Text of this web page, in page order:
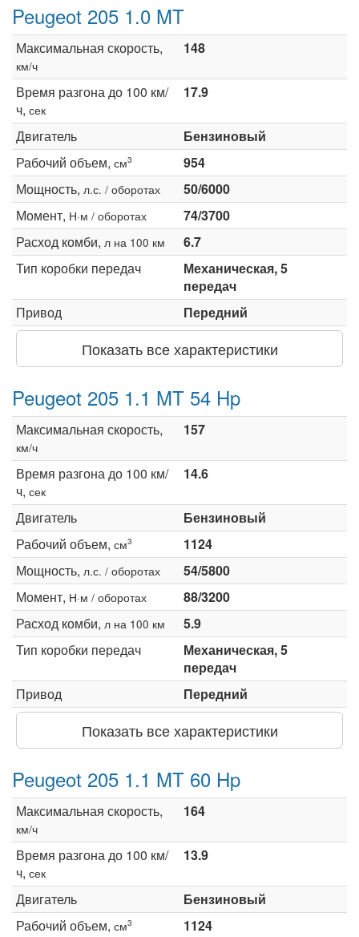
Peugeot 205 1.0 MT
Максимальная скорость,
км/ч
148
Время разгона до 100 км/
ч, сек
17.9
Двигатель
Бензиновый
Рабочий объем, см3
954
Мощность, л.с. / оборотах
50/6000
Момент, Н·м / оборотах
74/3700
Расход комби, л на 100 км
6.7
Тип коробки передач
Механическая, 5
передач
Привод
Передний
Показать все характеристики
Peugeot 205 1.1 MT 54 Hp
Максимальная скорость,
км/ч
157
Время разгона до 100 км/
ч, сек
14.6
Двигатель
Бензиновый
Рабочий объем, см3
1124
Мощность, л.с. / оборотах
54/5800
Момент, Н·м / оборотах
88/3200
Расход комби, л на 100 км
5.9
Тип коробки передач
Механическая, 5
передач
Привод
Передний
Показать все характеристики
Peugeot 205 1.1 MT 60 Hp
Максимальная скорость,
км/ч
164
Время разгона до 100 км/
ч, сек
13.9
Двигатель
Бензиновый
Рабочий объем, см3
1124